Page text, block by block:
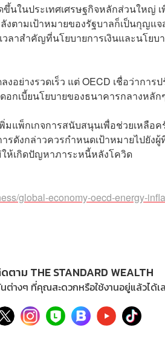
ขึ้นในประเทศเศรษฐกิจหลักส่วนใหญ่
งตามเป้าหมายของรัฐบาลก็เป็นกุญ
ลาสำคัญที่นโยบายการเงินและนโยบ
อย่างรวดเร็ว แต่ OECD เชื่อว่าการ
กเบี้ยนโยบายของธนาคารกลางหลั
แพ็กเกจการสนับสนุนเพื่อช่วยเหลือค
รดังกล่าวควรกำหนดเป้าหมายไปยัง
ห้เกิดปัญหาภาระหนี้หลังโควิด
global-economy-oecd-energy-
ตาม THE STANDARD WEALTH
ต่างๆ ที่คุณสะดวกหรือใช้งานอยู่แล้วได้เ